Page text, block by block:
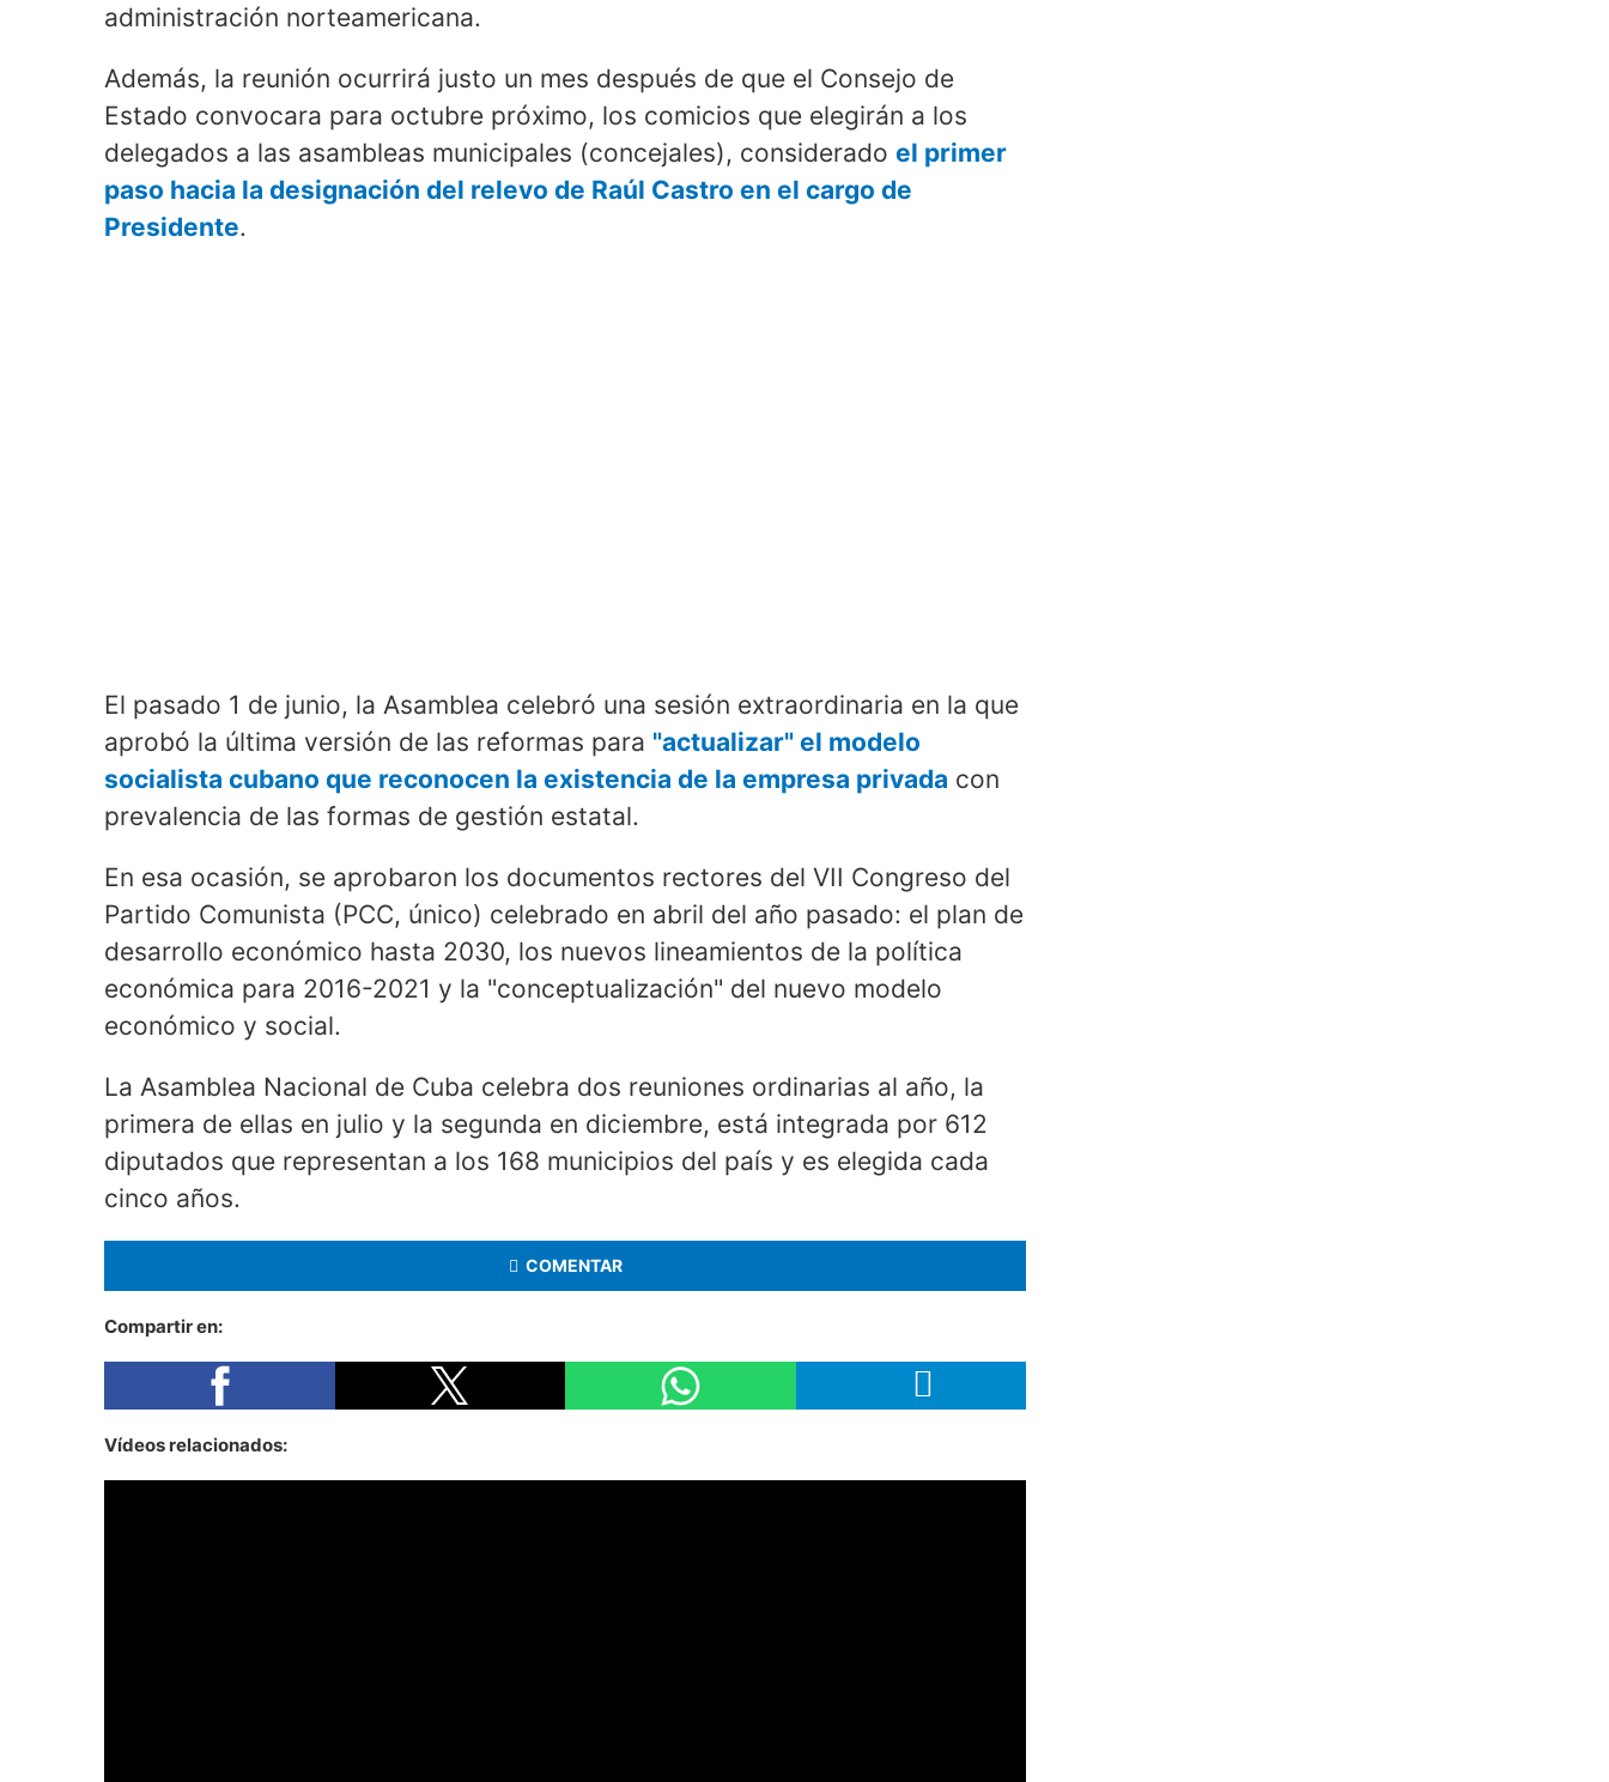
administración norteamericana.
Además, la reunión ocurrirá justo un mes después de que el Consejo de
Estado convocara para octubre próximo, los comicios que elegirán a los
delegados a las asambleas municipales (concejales), considerado el primer
paso hacia la designación del relevo de Raúl Castro en el cargo de
Presidente.
El pasado 1 de junio, la Asamblea celebró una sesión extraordinaria en la que
aprobó la última versión de las reformas para "actualizar" el modelo
socialista cubano que reconocen la existencia de la empresa privada con
prevalencia de las formas de gestión estatal.
En esa ocasión, se aprobaron los documentos rectores del VII Congreso del
Partido Comunista (PCC, único) celebrado en abril del año pasado: el plan de
desarrollo económico hasta 2030, los nuevos lineamientos de la política
económica para 2016-2021 y la "conceptualización" del nuevo modelo
económico y social.
La Asamblea Nacional de Cuba celebra dos reuniones ordinarias al año, la
primera de ellas en julio y la segunda en diciembre, está integrada por 612
diputados que representan a los 168 municipios del país y es elegida cada
cinco años.
COMENTAR
Compartir en:
Vídeos relacionados: